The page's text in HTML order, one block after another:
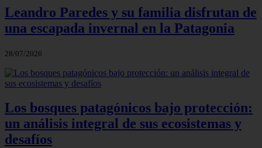
Leandro Paredes y su familia disfrutan de
una escapada invernal en la Patagonia
28/07/2026
Los bosques patagónicos bajo protección:
un análisis integral de sus ecosistemas y
desafíos